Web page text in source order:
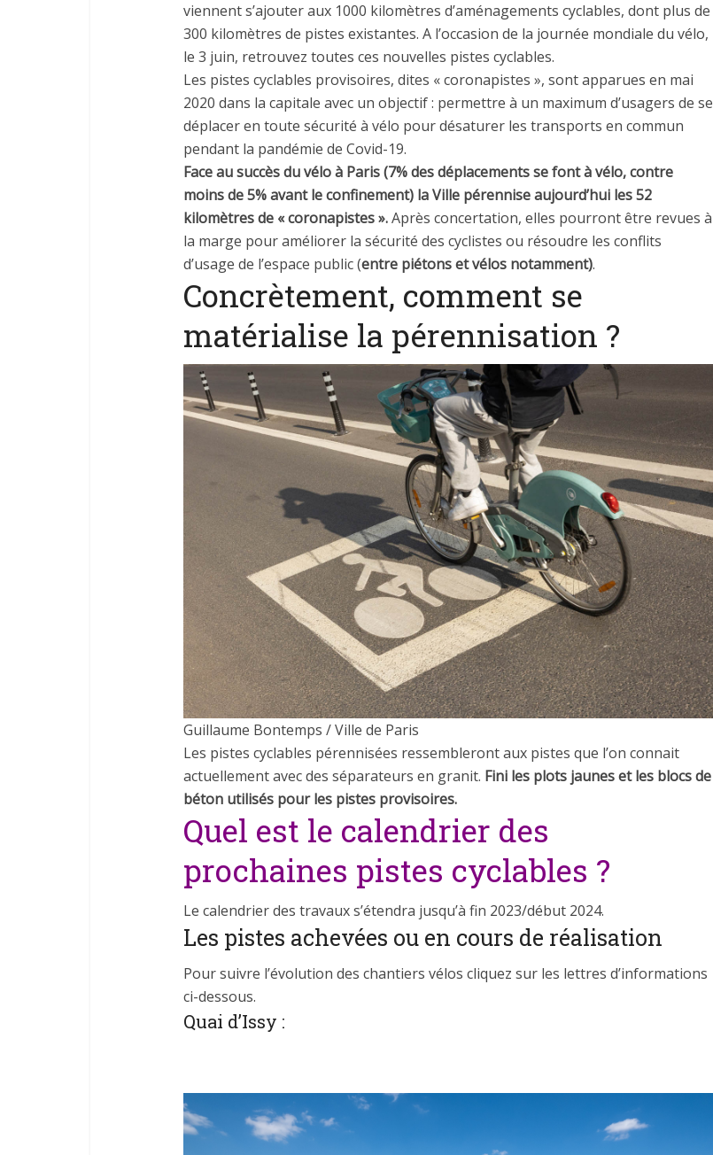
viennent s’ajouter aux 1000 kilomètres d’aménagements cyclables, dont plus de
300 kilomètres de pistes existantes. A l’occasion de la journée mondiale du vélo,
le 3 juin, retrouvez toutes ces nouvelles pistes cyclables.
Les pistes cyclables provisoires, dites « coronapistes », sont apparues en mai
2020 dans la capitale avec un objectif : permettre à un maximum d’usagers de se
déplacer en toute sécurité à vélo pour désaturer les transports en commun
pendant la pandémie de Covid-19.
Face au succès du vélo à Paris (7% des déplacements se font à vélo, contre
moins de 5% avant le confinement) la Ville pérennise aujourd’hui les 52
kilomètresde « coronapistes ».Après concertation, elles pourront être revues à
la marge pour améliorer la sécurité des cyclistes ou résoudre les conflits
d’usage de l’espace public (entre piétons et vélos notamment).
Concrètement, comment se
matérialise la pérennisation ?
Guillaume Bontemps / Ville de Paris
Les pistes cyclables pérennisées ressembleront aux pistes que l’on connait
actuellement avec des séparateurs en granit. Fini les plots jaunes et les blocs de
béton utilisés pour les pistes provisoires.
Quel est le calendrier des
prochaines pistes cyclables ?
Le calendrier des travaux s’étendra jusqu’à fin 2023/début 2024.
Les pistes achevées ou en cours de réalisation
Pour suivre l’évolution des chantiers vélos cliquez sur les lettres d’informations
ci-dessous.
Quai d’Issy :